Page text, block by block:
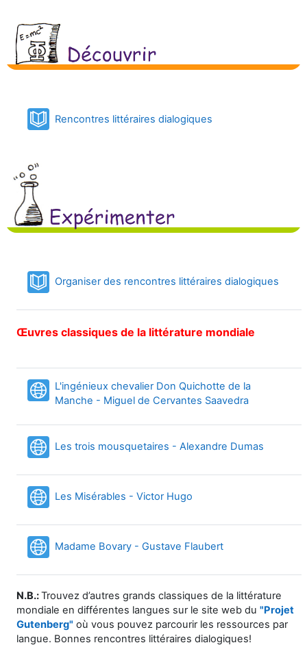
Rencontres littéraires dialogiques
Organiser des rencontres littéraires dialogiques
Œuvres classiques de la littérature mondiale
L'ingénieux chevalier Don Quichotte de la
Manche - Miguel de Cervantes SaavedraURL
Les trois mousquetaires - Alexandre Dumas
Les Misérables - Victor Hugo
Madame Bovary - Gustave FlaubertURL
N.B.:Trouvez d’autres grands classiques de la littérature
mondiale en différentes langues sur le site web du "Projet
Gutenberg" où vous pouvez parcourir les ressources par
langue. Bonnes rencontres littéraires dialogiques!